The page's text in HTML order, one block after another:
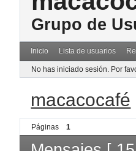
Grupo de
Inicio Lista de usuarios
No has iniciado sesión. Por
macacocafé
Páginas 1